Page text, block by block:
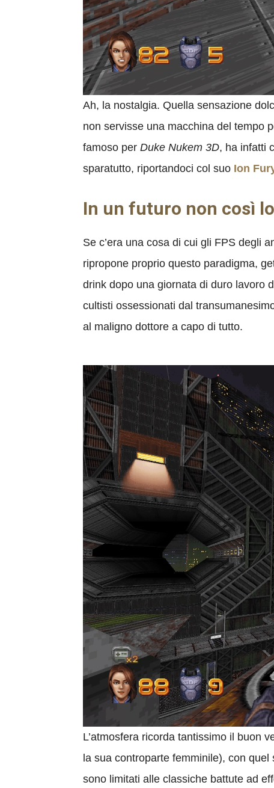
Ah, la nostalgia. Quella sensazione
non servisse una macchina del tempo
famoso per Duke Nukem 3D, ha infatti
sparatutto, riportandoci col suo Ion
In un futuro non così
Se c’era una cosa di cui gli FPS degli
ripropone proprio questo paradigma,
drink dopo una giornata di duro lavoro
cultisti ossessionati dal
al maligno dottore a capo di tutto.
L’atmosfera ricorda tantissimo il buon
la sua controparte femminile), con
sono limitati alle classiche battute ad